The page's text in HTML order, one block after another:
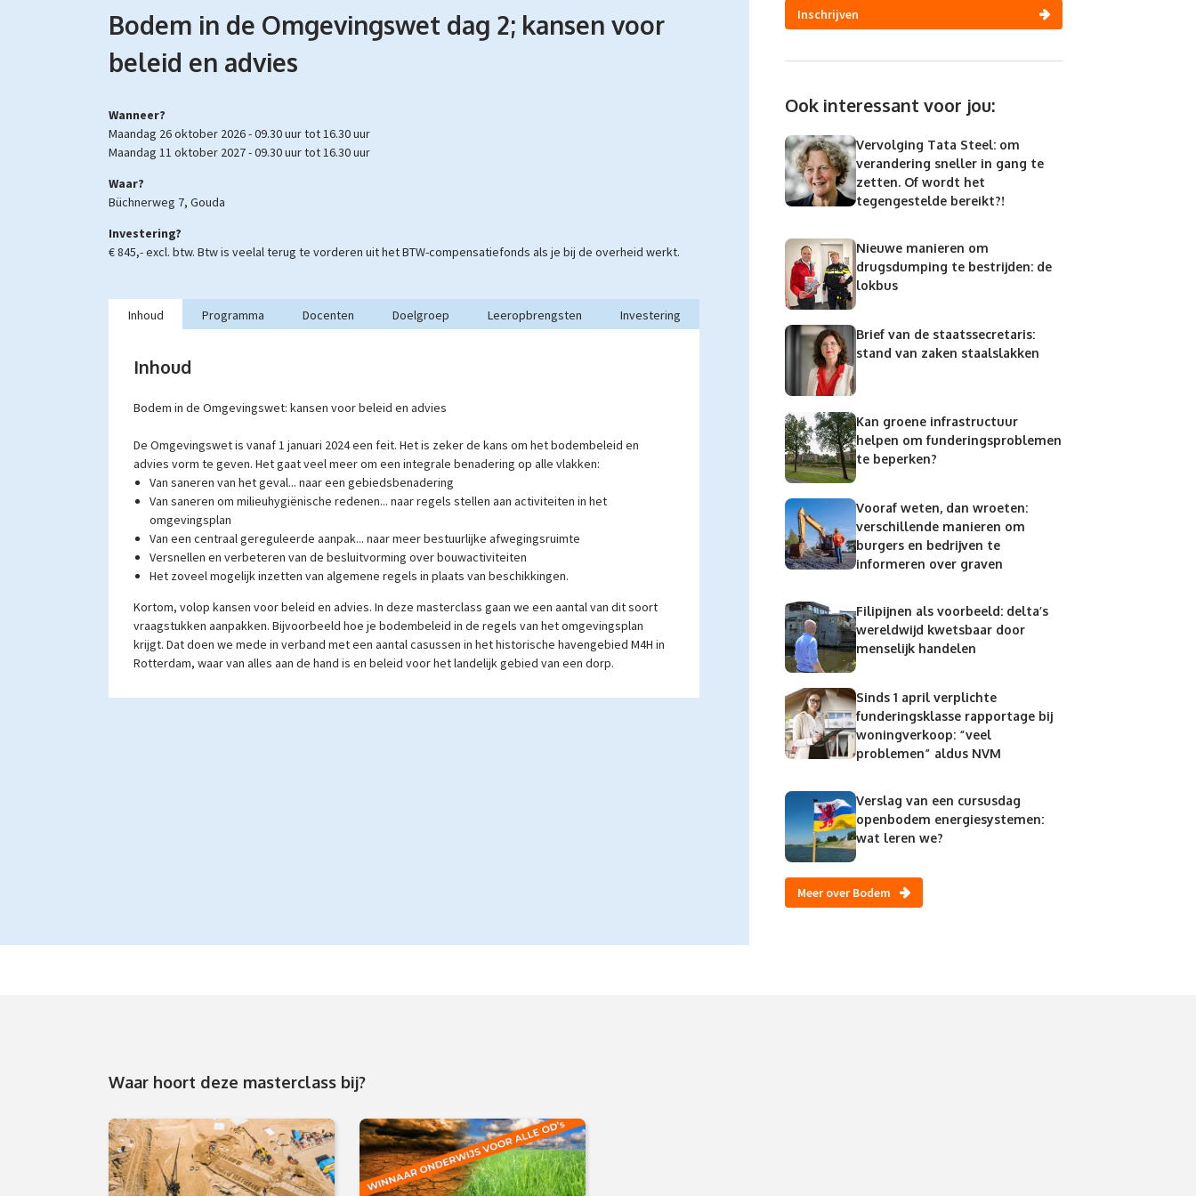
Bodem in de Omgevingswet dag 2; kansen voor
beleid en advies
Wanneer?
maandag 26 oktober 2026 -09.30 uurtot16.30 uur
maandag 11 oktober 2027 -09.30 uurtot16.30 uur
Waar?
Büchnerweg 7, Gouda
Investering?
€ 845,- excl. btw. Btw is veelal terug te vorderen uit het BTW-compensatiefonds als je bij de overheid werkt.
Inhoud Programma Docenten Doelgroep Leeropbrengsten Investering
Inhoud
Bodem in de Omgevingswet: kansen voor beleid en advies
De Omgevingswet is vanaf 1 januari 2024 een feit. Het is zeker de kans om het bodembeleid en
advies vorm te geven. Het gaat veel meer om een integrale benadering op alle vlakken:
Van saneren van het geval... naar een gebiedsbenadering
Van saneren om milieuhygiënische redenen... naar regels stellen aan activiteiten in het
omgevingsplan
Van een centraal gereguleerde aanpak... naar meer bestuurlijke afwegingsruimte
Versnellen en verbeteren van de besluitvorming over bouwactiviteiten
Het zoveel mogelijk inzetten van algemene regels in plaats van beschikkingen.
Kortom, volop kansen voor beleid en advies. In deze masterclass gaan we een aantal van dit soort
vraagstukken aanpakken. Bijvoorbeeld hoe je bodembeleid in de regels van het omgevingsplan
krijgt. Dat doen we mede in verband met een aantal casussen in het historische havengebied M4H in
Rotterdam, waar van alles aan de hand is en beleid voor het landelijk gebied van een dorp.
Inschrijven
Ook interessant voor jou:
Vervolging Tata Steel: om
verandering sneller in gang te
zetten. Of wordt het
tegengestelde bereikt?!
Nieuwe manieren om
drugsdumping te bestrijden: de
lokbus
Brief van de staatssecretaris:
stand van zaken staalslakken
Kan groene infrastructuur
helpen om funderingsproblemen
te beperken?
Vooraf weten, dan wroeten:
verschillende manieren om
burgers en bedrijven te
informeren over graven
Filipijnen als voorbeeld: delta’s
wereldwijd kwetsbaar door
menselijk handelen
Sinds 1 april verplichte
funderingsklasse rapportage bij
woningverkoop: “veel
problemen” aldus NVM
Verslag van een cursusdag
openbodem energiesystemen:
wat leren we?
Meer over Bodem
Waar hoort deze masterclass bij?